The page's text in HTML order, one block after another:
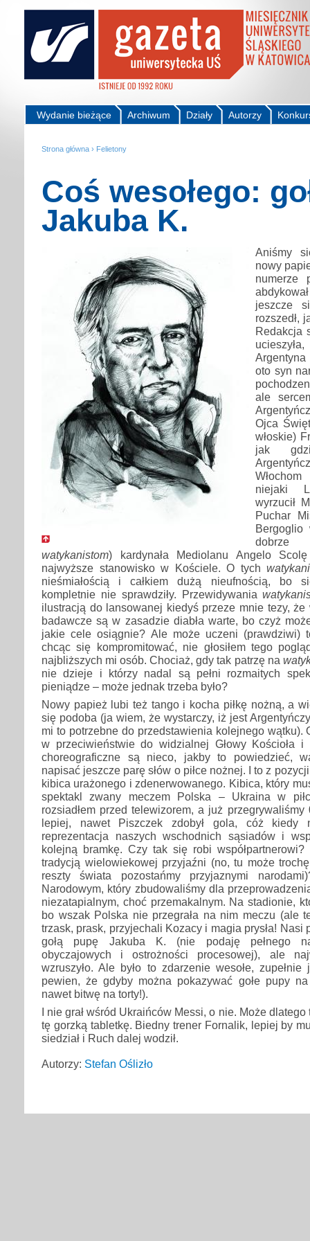
Autorzy
Działy
Archiwum
Wydanie bieżące
Strona główna › Felietony
Coś wesołego:
Jakuba K.
Aniśmy
nowy
numerze
jeszcze
rozszedł,
Redakcja
oto syn
ale
Ojca
włoskie)
jak
niejaki
wyrzucił
Puchar
Bergoglio
dobrze
watykanistom) kardynała Mediolanu Angelo
najwyższe stanowisko w Kościele. O tych
nieśmiałością i całkiem dużą nieufnością, bo
kompletnie nie sprawdziły. Przewidywania
ilustracją do lansowanej kiedyś przeze mnie tezy, że
badawcze są w zasadzie diabła warte, bo czyż
jakie cele osiągnie? Ale może uczeni (prawdziwi)
chcąc się kompromitować, nie głosiłem tego
najbliższych mi osób. Chociaż, gdy tak patrzę na
nie dzieje i którzy nadal są pełni rozmaitych
pieniądze – może jednak trzeba było?
Nowy papież lubi też tango i kocha piłkę nożną, a
się podoba (ja wiem, że wystarczy, iż jest
mi to potrzebne do przedstawienia kolejnego wątku).
w przeciwieństwie do widzialnej Głowy Kościoła
choreograficzne są nieco, jakby to powiedzieć,
napisać jeszcze parę słów o piłce nożnej. I to z
kibica urażonego i zdenerwowanego. Kibica, który
spektakl zwany meczem Polska – Ukraina w
rozsiadłem przed telewizorem, a już przegrywaliśmy
lepiej, nawet Piszczek zdobył gola, cóż kiedy
reprezentacja naszych wschodnich sąsiadów i
kolejną bramkę. Czy tak się robi
tradycją wielowiekowej przyjaźni (no, tu może
reszty świata pozostańmy przyjaznymi
Narodowym, który zbudowaliśmy dla
niezatapialnym, choć przemakalnym. Na stadionie,
bo wszak Polska nie przegrała na nim meczu (ale
trzask, prask, przyjechali Kozacy i magia prysła! Nasi
gołą pupę Jakuba K. (nie podaję pełnego
obyczajowych i ostrożności procesowej), ale
wzruszyło. Ale było to zdarzenie wesołe,
pewien, że gdyby można pokazywać gołe pupy
nawet bitwę na torty!).
I nie grał wśród Ukraińców Messi, o nie. Może dlatego
tę gorzką tabletkę. Biedny trener Fornalik, lepiej by
siedział i Ruch dalej wodził.
Autorzy: Stefan Oślizło